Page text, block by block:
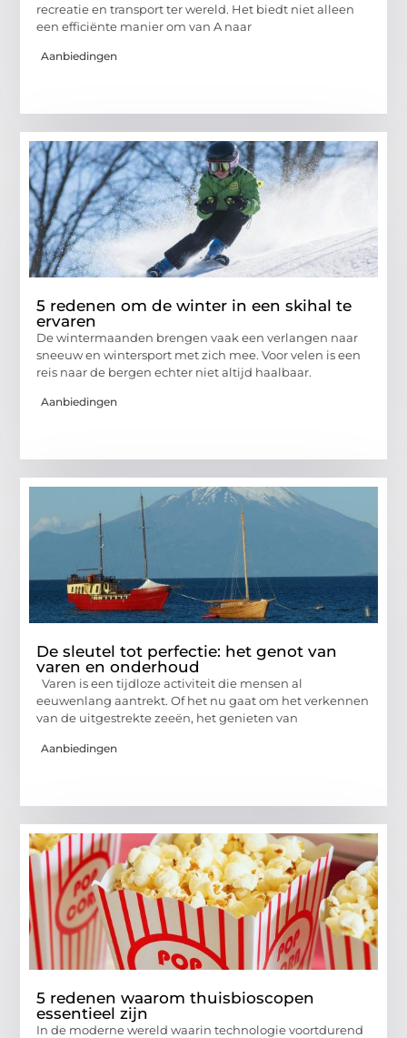
recreatie en transport ter wereld. Het biedt niet alleen
een efficiënte manier om van A naar
Aanbiedingen
5 redenen om de winter in een skihal te
ervaren
De wintermaanden brengen vaak een verlangen naar
sneeuw en wintersport met zich mee. Voor velen is een
reis naar de bergen echter niet altijd haalbaar.
Aanbiedingen
De sleutel tot perfectie: het genot van
varen en onderhoud
Varen is een tijdloze activiteit die mensen al
eeuwenlang aantrekt. Of het nu gaat om het verkennen
van de uitgestrekte zeeën, het genieten van
Aanbiedingen
5 redenen waarom thuisbioscopen
essentieel zijn
In de moderne wereld waarin technologie voortdurend